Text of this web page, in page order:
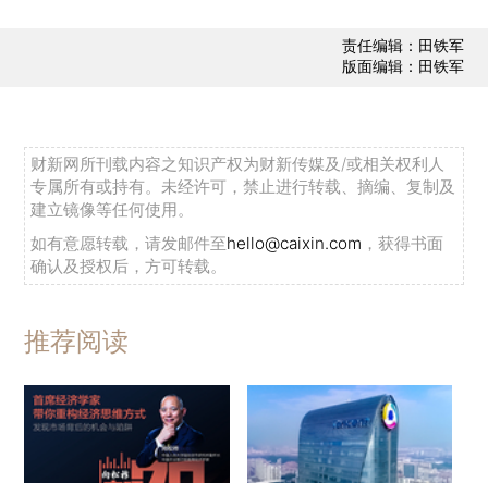
责任编辑：田铁军
版面编辑：田铁军
财新网所刊载内容之知识产权为财新传媒及/或相关权利人
专属所有或持有。未经许可，禁止进行转载、摘编、复制及
建立镜像等任何使用。
如有意愿转载，请发邮件至hello@caixin.com ，获得书面
确认及授权后，方可转载。
推荐阅读